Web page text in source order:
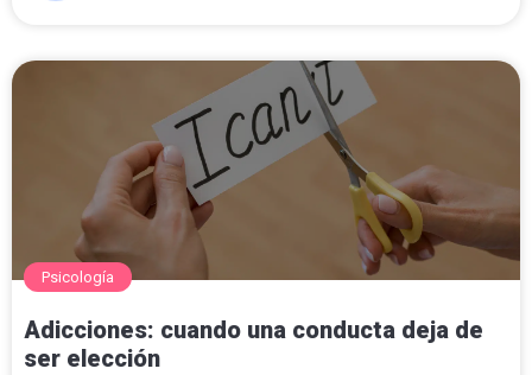
Psicología
Adicciones: cuando una conducta deja de
ser elección